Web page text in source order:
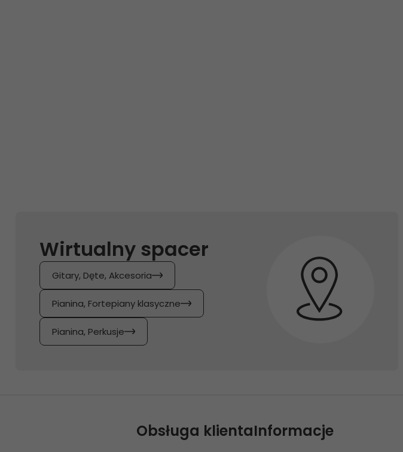
Wirtualny spacer
Gitary, Dęte, Akcesoria
Pianina, Fortepiany klasyczne
Pianina, Perkusje
Obsługa klientaInformacje